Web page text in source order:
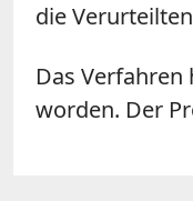
die
Das
worden. Der